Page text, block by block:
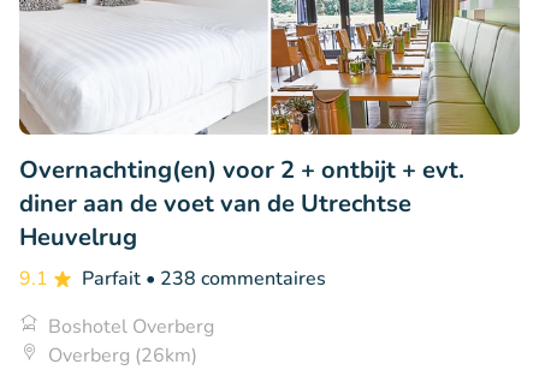
Overnachting(en) voor 2 + ontbijt + evt.
diner aan de voet van de Utrechtse
Heuvelrug
9.1 Parfait • 238 commentaires
Boshotel Overberg
Overberg (26km)